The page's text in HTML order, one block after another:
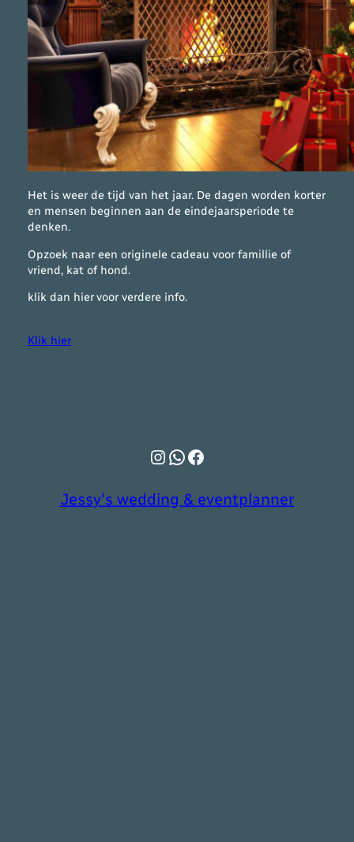
Het is weer de tijd van het jaar. De dagen worden korter
en mensen beginnen aan de eindejaarsperiode te
denken.
Opzoek naar een originele cadeau voor famillie of
vriend, kat of hond.
klik dan hier voor verdere info.
Klik hier
Instagram
WhatsApp
Facebook
Jessy's wedding & eventplanner